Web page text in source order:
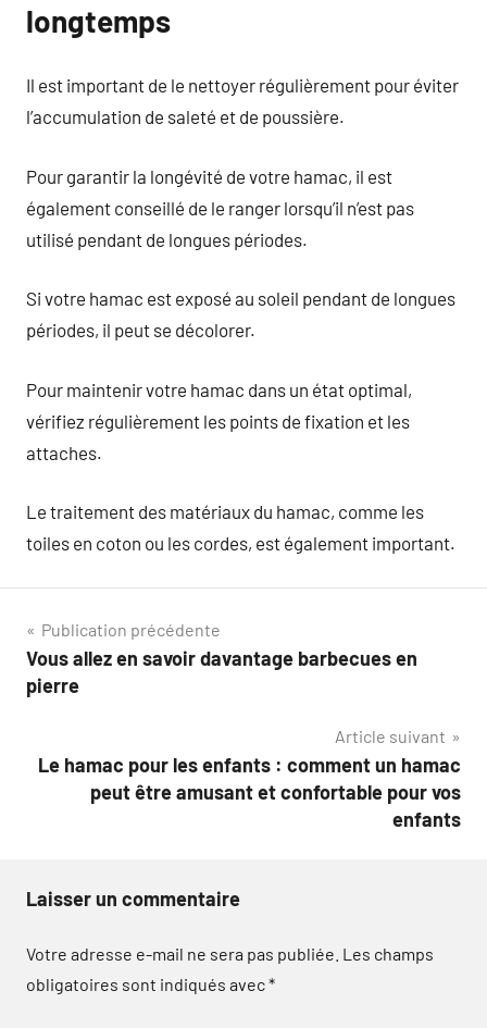
longtemps
Il est important de le nettoyer régulièrement pour éviter
l’accumulation de saleté et de poussière.
Pour garantir la longévité de votre hamac, il est
également conseillé de le ranger lorsqu’il n’est pas
utilisé pendant de longues périodes.
Si votre hamac est exposé au soleil pendant de longues
périodes, il peut se décolorer.
Pour maintenir votre hamac dans un état optimal,
vérifiez régulièrement les points de fixation et les
attaches.
Le traitement des matériaux du hamac, comme les
toiles en coton ou les cordes, est également important.
Navigation
de
Publication précédente
Vous allez en savoir davantage barbecues en
pierre
Article suivant
Le hamac pour les enfants : comment un hamac
peut être amusant et confortable pour vos
enfants
Laisser un commentaire
Votre adresse e-mail ne sera pas publiée. Les champs
obligatoires sont indiqués avec*